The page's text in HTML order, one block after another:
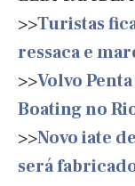
>>Turistas
ressaca e
>>Volvo
Boating no
>>Novo iate
será